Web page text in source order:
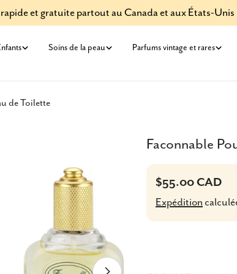
et gratuite partout au Canada et aux États-
Soins de la peau Parfums vintage et rares
de Toilette
Faconnable
Prix
habituel
$55.00 CAD
Expédition